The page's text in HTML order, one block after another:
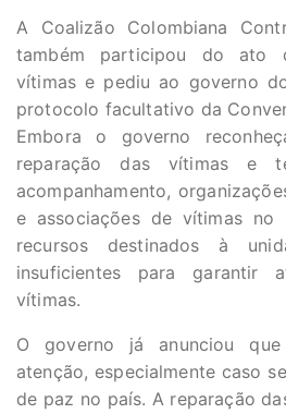
A Coalizão Colombiana
também participou do ato
vítimas e pediu ao governo
protocolo facultativo da
Embora o governo
reparação das vítimas e
acompanhamento,
e associações de vítimas no
recursos destinados à
insuficientes para garantir
vítimas.
O governo já anunciou
atenção, especialmente caso
de paz no país. A reparação